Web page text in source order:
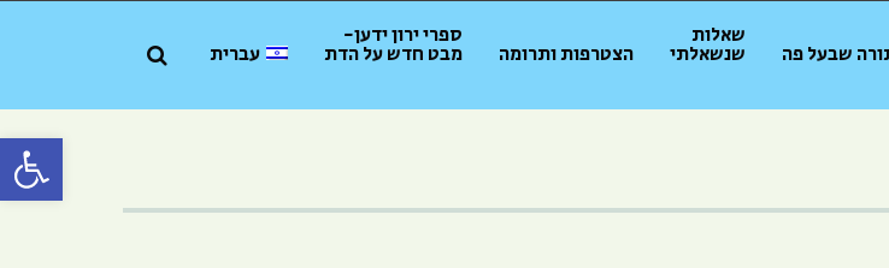
פתח
שבעל פה
שאלות
שנשאלתי הצטרפות ותרומה
ספרי ירון ידען-
מבט חדש על הדת עברית